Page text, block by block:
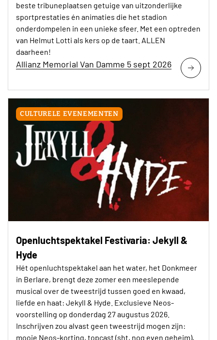
beste tribuneplaatsen getuige van uitzonderlijke
sportprestaties én animaties die het stadion
onderdompelen in een unieke sfeer. Met een optreden
van Helmut Lotti als kers op de taart. ALLEN
daarheen!
Allianz Memorial Van Damme 5 sept 2026
CULTURELE EVENEMENTEN
Openluchtspektakel Festivaria: Jekyll &
Hyde
Hét openluchtspektakel aan het water, het Donkmeer
in Berlare, brengt deze zomer een meeslepende
musical over de tweestrijd tussen goed en kwaad,
liefde en haat: Jekyll & Hyde. Exclusieve Neos-
voorstelling op donderdag 27 augustus 2026.
Inschrijven zou alvast geen tweestrijd mogen zijn:
mooie Neos-korting, topcast (sht, nog even geheim),